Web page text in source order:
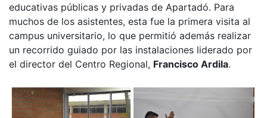
educativas públicas y privadas de Apartadó. Para
muchos de los asistentes, esta fue la primera visita al
campus universitario, lo que permitió además realizar
un recorrido guiado por las instalaciones liderado por
el director del Centro Regional, Francisco Ardila.